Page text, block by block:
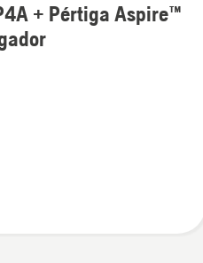
+ Pértiga Aspire™